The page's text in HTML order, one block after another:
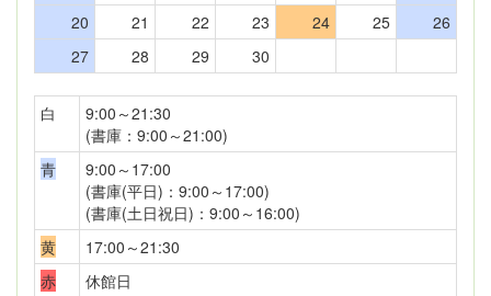
20
21 22 23 24 25
26
27
28 29 30
白
9:00～21:30
(書庫：9:00～21:00)
青
9:00～17:00
(書庫(平日)：9:00～17:00)
(書庫(土日祝日)：9:00～16:00)
黄
17:00～21:30
赤
休館日